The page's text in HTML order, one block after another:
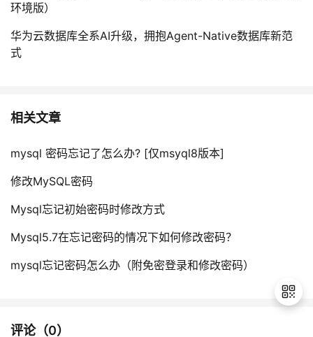
环境版）
华为云数据库全系AI升级，拥抱Agent-Native数据库新范
式
相关文章
mysql 密码忘记了怎么办? [仅msyql8版本]
修改MySQL密码
Mysql忘记初始密码时修改方式
Mysql5.7在忘记密码的情况下如何修改密码？
mysql忘记密码怎么办（附免密登录和修改密码）
评论（0）